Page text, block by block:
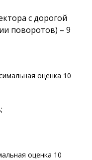
с дорогой
поворотов) – 9
оценка 10
оценка 10